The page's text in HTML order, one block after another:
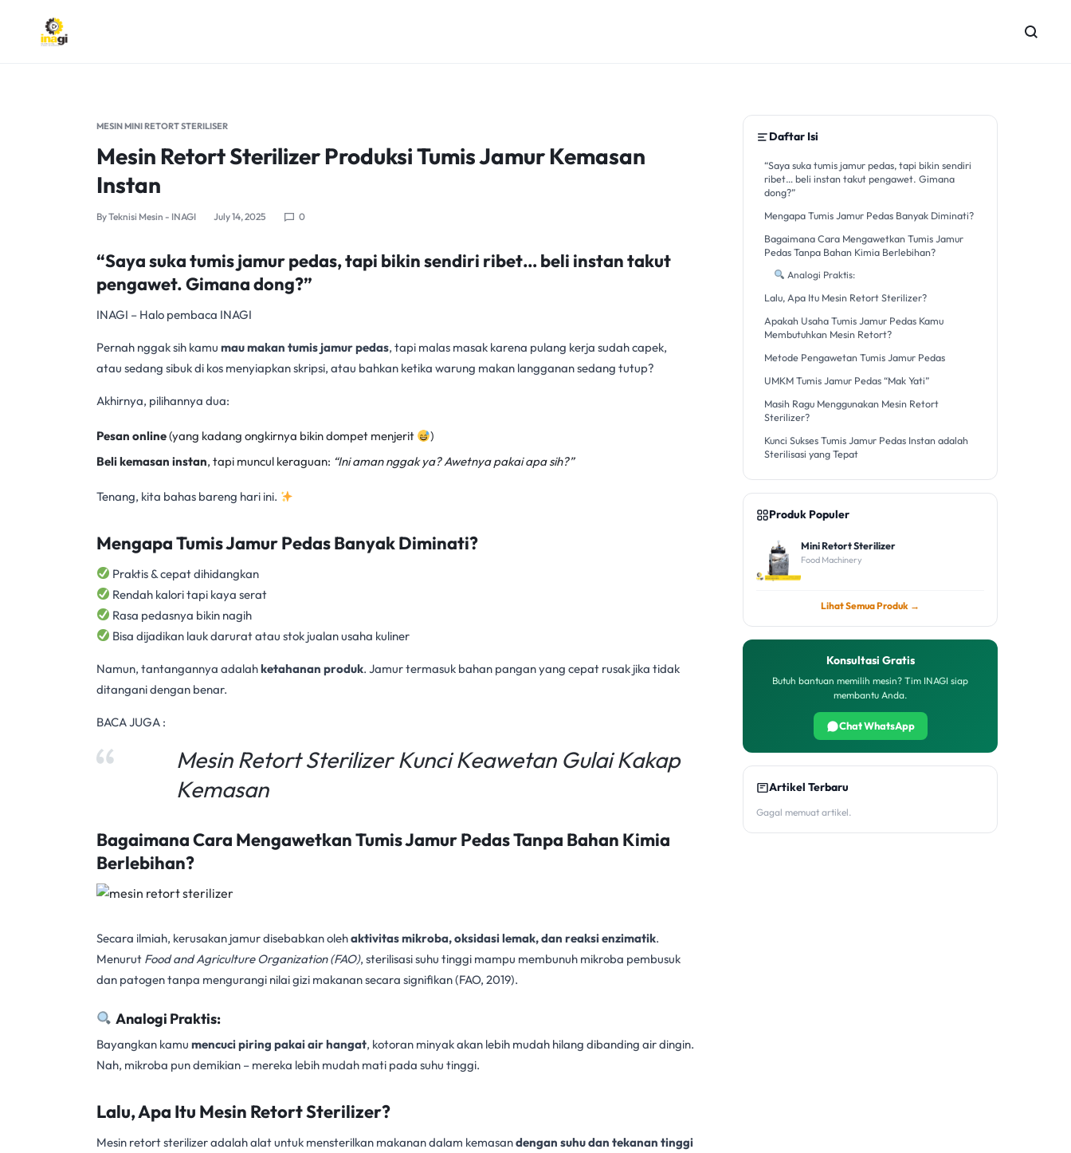
NEGERIMESIN MINI RETORT STERILISER
Mesin Retort Sterilizer Produksi Tumis Jamur Kemasan
Instan
ByTeknisi Mesin - INAGI July 14, 2025 0
“Saya suka tumis jamur pedas, tapi bikin sendiri ribet… beli instan takut
pengawet. Gimana dong?”
INAGI – Halo pembaca INAGI
Pernah nggak sih kamu mau makan tumis jamur pedas, tapi malas masak karena pulang kerja sudah capek,
atau sedang sibuk di kos menyiapkan skripsi, atau bahkan ketika warung makan langganan sedang tutup?
Akhirnya, pilihannya dua:
Pesan online(yang kadang ongkirnya bikin dompet menjerit
)
Beli kemasan instan, tapi muncul keraguan: “Ini aman nggak ya? Awetnya pakai apa sih?”
Tenang, kita bahas bareng hari ini.
Mengapa Tumis Jamur Pedas Banyak Diminati?
Praktis & cepat dihidangkan
Rendah kalori tapi kaya serat
Rasa pedasnya bikin nagih
Bisa dijadikan lauk darurat atau stok jualan usaha kuliner
Namun, tantangannya adalahketahanan produk. Jamur termasuk bahan pangan yang cepat rusak jika tidak
ditangani dengan benar.
BACA JUGA :
Mesin Retort Sterilizer Kunci Keawetan Gulai Kakap
Kemasan
Bagaimana Cara Mengawetkan Tumis Jamur Pedas Tanpa Bahan Kimia
Berlebihan?
Secara ilmiah, kerusakan jamur disebabkan olehaktivitas mikroba, oksidasi lemak, dan reaksi enzimatik.
Menurut Food and Agriculture Organization (FAO), sterilisasi suhu tinggi mampu membunuh mikroba pembusuk
dan patogen tanpa mengurangi nilai gizi makanan secara signifikan (FAO, 2019).
Analogi Praktis:
Bayangkan kamu mencuci piring pakai air hangat, kotoran minyak akan lebih mudah hilang dibanding air dingin.
Nah, mikroba pun demikian – mereka lebih mudah mati pada suhu tinggi.
Lalu, Apa Itu Mesin Retort Sterilizer?
Mesin retort sterilizeradalah alat untuk mensterilkan makanan dalam kemasandengan suhu dan tekanan tinggi
Daftar Isi
“Saya suka tumis jamur pedas, tapi bikin sendiri
ribet… beli instan takut pengawet. Gimana
dong?”
Mengapa Tumis Jamur Pedas Banyak Diminati?
Bagaimana Cara Mengawetkan Tumis Jamur
Pedas Tanpa Bahan Kimia Berlebihan?
Analogi Praktis:
Lalu, Apa Itu Mesin Retort Sterilizer?
Apakah Usaha Tumis Jamur Pedas Kamu
Membutuhkan Mesin Retort?
Metode Pengawetan Tumis Jamur Pedas
UMKM Tumis Jamur Pedas “Mak Yati”
Masih Ragu Menggunakan Mesin Retort
Sterilizer?
Kunci Sukses Tumis Jamur Pedas Instan adalah
Sterilisasi yang Tepat
Produk Populer
Mini Retort Sterilizer
Food Machinery
Lihat Semua Produk →
Konsultasi Gratis
Butuh bantuan memilih mesin? Tim INAGI siap
membantu Anda.
Chat WhatsApp
Artikel Terbaru
Gagal memuat artikel.